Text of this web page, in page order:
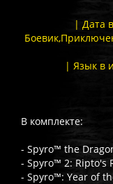
| Дата
| Язык в
В комплекте:
- Spyro™ the
- Spyro™ 2: Ripto's
- Spyro™: Year of